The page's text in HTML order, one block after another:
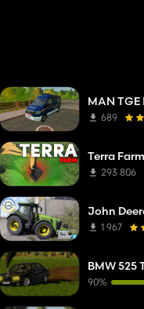
689
Terra Farm
293 806
John
1 967
BMW 525
90%